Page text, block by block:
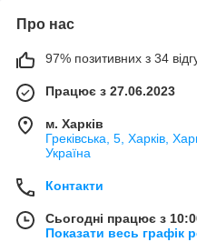
Про нас
97% позитивних з 34
Працює з 27.06.2023
м. Харків
Греківська, 5, Харків,
Україна
Контакти
Сьогодні працює з
Показати весь графік